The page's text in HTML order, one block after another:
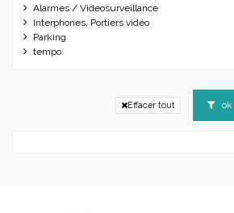
Alarmes / Videosurveillance
Interphones, Portiers vidéo
Parking
tempo
Effacer tout ok